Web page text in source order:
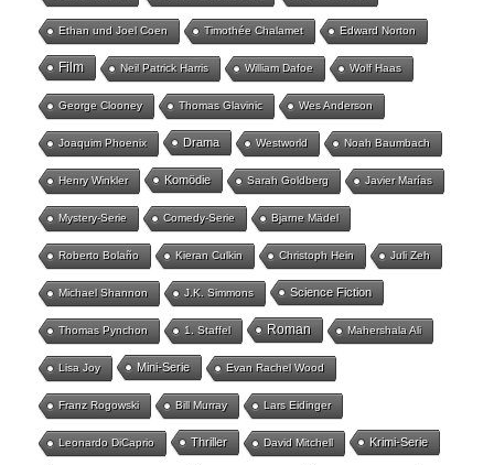
Ethan und Joel Coen Timothée Chalamet Edward Norton
Film Neil Patrick Harris William Dafoe Wolf Haas
George Clooney Thomas Glavinic Wes Anderson
Joaquim Phoenix Drama Westworld Noah Baumbach
Henry Winkler Komödie Sarah Goldberg Javier Marías
Mystery-Serie Comedy-Serie Bjarne Mädel
Roberto Bolaño Kieran Culkin Christoph Hein Juli Zeh
Michael Shannon J.K. Simmons Science Fiction
Thomas Pynchon 1. Staffel Roman Mahershala Ali
Lisa Joy Mini-Serie Evan Rachel Wood
Franz Rogowski Bill Murray Lars Eidinger
Leonardo DiCaprio Thriller David Mitchell Krimi-Serie